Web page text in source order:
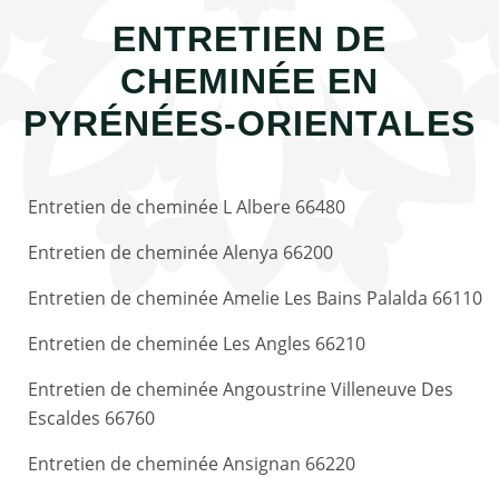
ENTRETIEN DE
CHEMINÉE EN
PYRÉNÉES-ORIENTALES
Entretien de cheminée L Albere 66480
Entretien de cheminée Alenya 66200
Entretien de cheminée Amelie Les Bains Palalda 66110
Entretien de cheminée Les Angles 66210
Entretien de cheminée Angoustrine Villeneuve Des
Escaldes 66760
Entretien de cheminée Ansignan 66220